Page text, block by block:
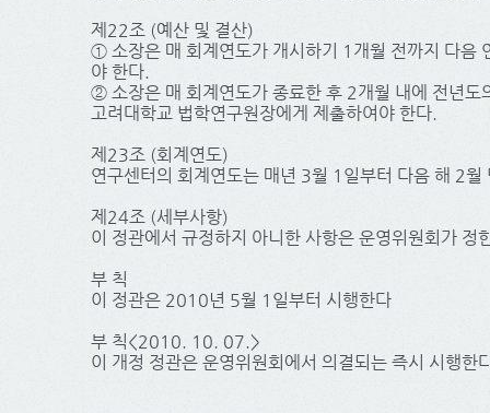
제22조 (예산 및 결산)
① 소장은 매 회계연도가 개시하기 1개월 전까지 다음
야 한다.
② 소장은 매 회계연도가 종료한 후 2개월 내에 전년도
고려대학교 법학연구원장에게 제출하여야 한다.
제23조 (회계연도)
연구센터의 회계연도는 매년 3월 1일부터 다음 해 2월
제24조 (세부사항)
이 정관에서 규정하지 아니한 사항은 운영위원회가 정
부 칙
이 정관은 2010년 5월 1일부터 시행한다
부 칙<2010. 10. 07.>
이 개정 정관은 운영위원회에서 의결되는 즉시 시행한